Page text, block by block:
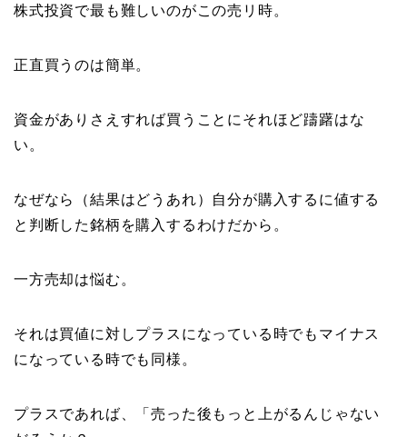
株式投資で最も難しいのがこの売リ時。
正直買うのは簡単。
資金がありさえすれば買うことにそれほど躊躇はな
い。
なぜなら（結果はどうあれ）自分が購入するに値する
と判断した銘柄を購入するわけだから。
一方売却は悩む。
それは買値に対しプラスになっている時でもマイナス
になっている時でも同様。
プラスであれば、「売った後もっと上がるんじゃない